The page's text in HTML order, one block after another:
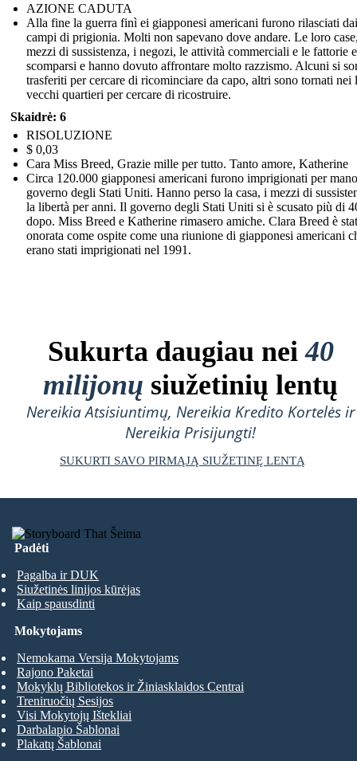
AZIONE CADUTA
Alla fine la guerra finì ei giapponesi americani furono rilasciati dai
campi di prigionia. Molti non sapevano dove andare. Le loro
mezzi di sussistenza, i negozi, le attività commerciali e le fattorie
scomparsi e hanno dovuto affrontare molto razzismo. Alcuni si
trasferiti per cercare di ricominciare da capo, altri sono tornati nei
vecchi quartieri per cercare di ricostruire.
Skaidrė: 6
RISOLUZIONE
$ 0,03
Cara Miss Breed, Grazie mille per tutto. Tanto amore, Katherine
Circa 120.000 giapponesi americani furono imprigionati per
governo degli Stati Uniti. Hanno perso la casa, i mezzi di
la libertà per anni. Il governo degli Stati Uniti si è scusato più di
dopo. Miss Breed e Katherine rimasero amiche. Clara Breed è
onorata come ospite come una riunione di giapponesi americani
erano stati imprigionati nel 1991.
Sukurta daugiau nei40
milijonų siužetinių lentų
Nereikia Atsisiuntimų, Nereikia Kredito Kortelės ir
Nereikia Prisijungti!
SUKURTI SAVO PIRMĄJĄ SIUŽETINĘ LENTĄ
Padėti
Pagalba ir DUK
Siužetinės linijos kūrėjas
Kaip spausdinti
Mokytojams
Nemokama Versija Mokytojams
Rajono Paketai
Mokyklų Bibliotekos ir Žiniasklaidos Centrai
Treniruočių Sesijos
Visi Mokytojų Ištekliai
Darbalapio Šablonai
Plakatų Šablonai